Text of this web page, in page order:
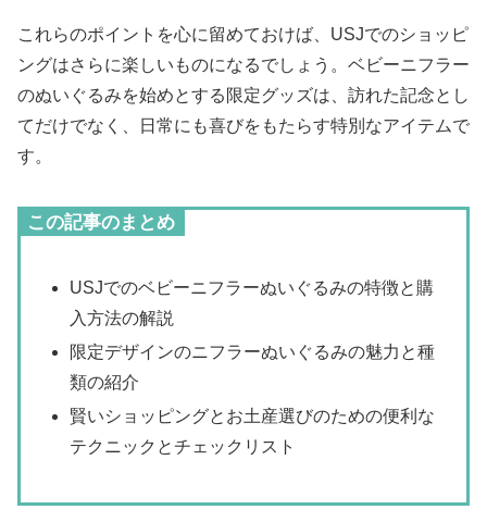
これらのポイントを心に留めておけば、USJでのショッピ
ングはさらに楽しいものになるでしょう。ベビーニフラー
のぬいぐるみを始めとする限定グッズは、訪れた記念とし
てだけでなく、日常にも喜びをもたらす特別なアイテムで
す。
この記事のまとめ
USJでのベビーニフラーぬいぐるみの特徴と購
入方法の解説
限定デザインのニフラーぬいぐるみの魅力と種
類の紹介
賢いショッピングとお土産選びのための便利な
テクニックとチェックリスト